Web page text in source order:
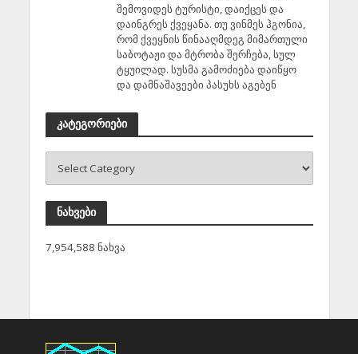
შემოვიდეს ტურისტი, დაიქცეს და
დაინგრეს ქვეყანა. თუ ვინმეს ჰგონია,
რომ ქვეყნის წინააღმდეგ მიმართული
საბოტაჟი და მტრობა შერჩება, სულ
ტყუილად. სუსმა გამოძიება დაიწყო
და დამნაშავეები პასუხს აგებენ
კატეგორიები
ნახვები
7,954,588 ნახვა